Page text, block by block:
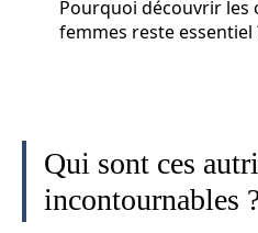
Pourquoi découvrir les
femmes reste essentiel
Qui sont ces
incontournables